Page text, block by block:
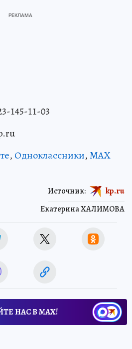
145-11-03
, Одноклассники,MAX
Екатерина ХАЛИМОВА
Источник: kp.ru
НАС В МАХ!